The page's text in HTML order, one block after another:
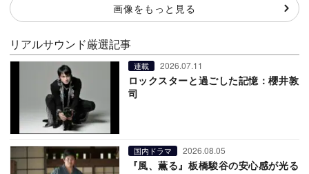
画像をもっと見る
リアルサウンド厳選記事
連載 2026.07.11
ロックスターと過ごした記憶：櫻井敦
司
国内ドラマ 2026.08.05
『風、薫る』板橋駿谷の安心感が光る